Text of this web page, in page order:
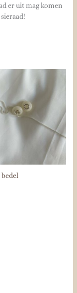
er uit mag komen